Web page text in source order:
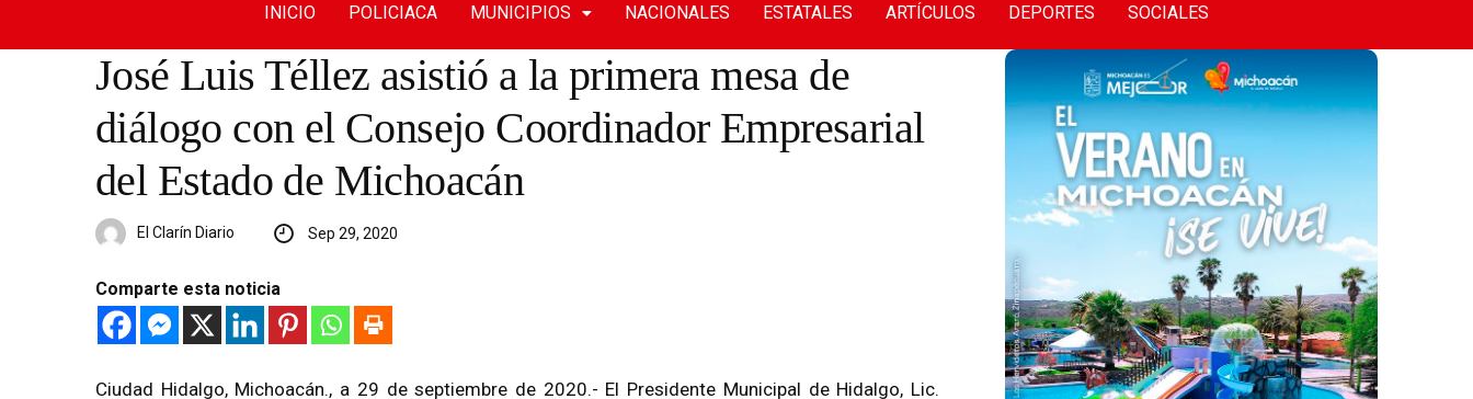
INICIO POLICIACA MUNICIPIOS NACIONALES ESTATALES ARTÍCULOS DEPORTES SOCIALES
José Luis Téllez asistió a la primera mesa de
diálogo con el Consejo Coordinador Empresarial
del Estado de Michoacán
El Clarín Diario Sep 29, 2020
Comparte esta noticia
Ciudad Hidalgo, Michoacán., a 29 de septiembre de 2020.- El Presidente Municipal de Hidalgo, Lic.